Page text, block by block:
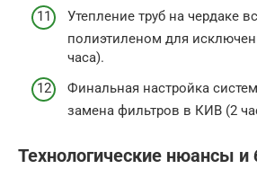
Утепление труб на чердаке
полиэтиленом для
часа).
Финальная настройка
замена фильтров в КИВ (2
Технологические нюансы и